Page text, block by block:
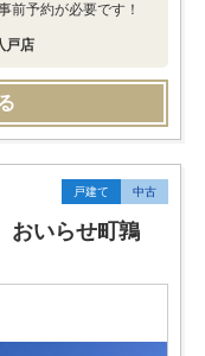
前予約が必要です！
戸店
戸建て 中古
おいらせ町鶉